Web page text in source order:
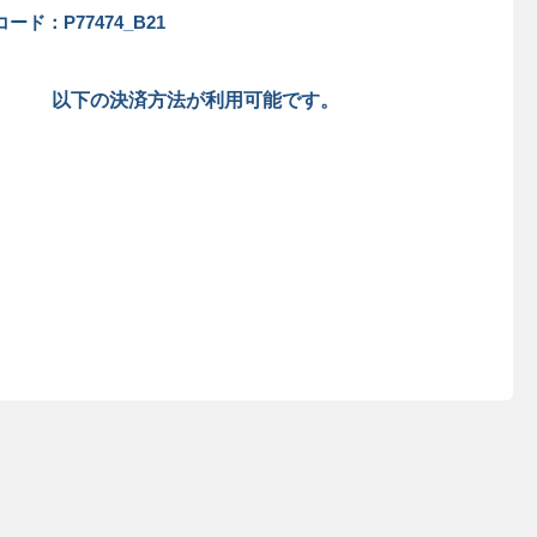
ード：P77474_B21
以下の決済方法が利用可能です。